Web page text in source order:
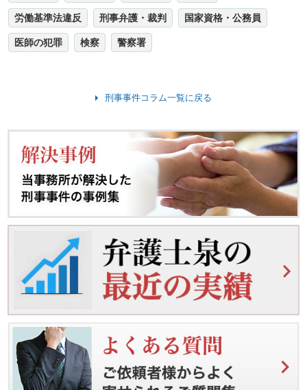
労働基準法違反 刑事弁護・裁判 国家資格・公務員
医師の犯罪 検察 警察署
刑事事件コラム一覧に戻る